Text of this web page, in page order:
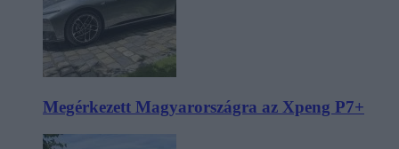
Megérkezett Magyarországra az Xpeng P7+